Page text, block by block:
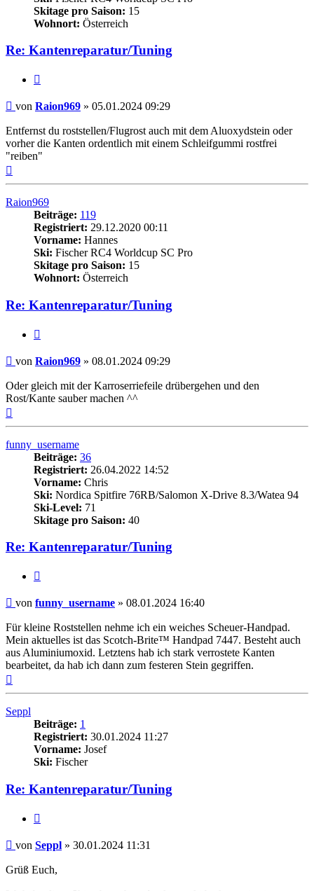
Skitage pro Saison: 15
Wohnort: Österreich
Re: Kantenreparatur/Tuning
Beitrag
von Raion969 » 05.01.2024 09:29
Entfernst du roststellen/Flugrost auch mit dem Aluoxydstein oder
vorher die Kanten ordentlich mit einem Schleifgummi rostfrei
"reiben"
Raion969
Beiträge: 119
Registriert: 29.12.2020 00:11
Vorname: Hannes
Ski: Fischer RC4 Worldcup SC Pro
Skitage pro Saison: 15
Wohnort: Österreich
Re: Kantenreparatur/Tuning
Beitrag
von Raion969 » 08.01.2024 09:29
Oder gleich mit der Karroserriefeile drübergehen und den
Rost/Kante sauber machen ^^
funny_username
Beiträge: 36
Registriert: 26.04.2022 14:52
Vorname: Chris
Ski: Nordica Spitfire 76RB/Salomon X-Drive 8.3/Watea 94
Ski-Level: 71
Skitage pro Saison: 40
Re: Kantenreparatur/Tuning
Beitrag
von funny_username » 08.01.2024 16:40
Für kleine Roststellen nehme ich ein weiches Scheuer-Handpad.
Mein aktuelles ist das Scotch-Brite™ Handpad 7447. Besteht auch
aus Aluminiumoxid. Letztens hab ich stark verrostete Kanten
bearbeitet, da hab ich dann zum festeren Stein gegriffen.
Seppl
Beiträge: 1
Registriert: 30.01.2024 11:27
Vorname: Josef
Ski: Fischer
Re: Kantenreparatur/Tuning
Beitrag
von Seppl » 30.01.2024 11:31
Grüß Euch,